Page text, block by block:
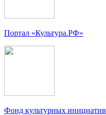
Портал «Культура.РФ»
Фонд культурных инициатив